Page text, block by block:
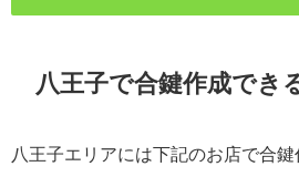
八王子で合鍵作成でき
八王子エリアには下記のお店で合鍵